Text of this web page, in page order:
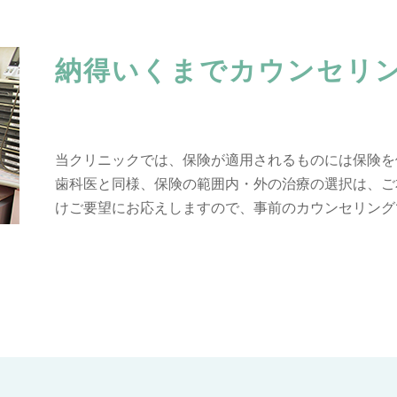
納得いくまでカウンセリ
当クリニックでは、保険が適用されるものには保険
歯科医と同様、保険の範囲内・外の治療の選択は、
けご要望にお応えしますので、事前のカウンセリン